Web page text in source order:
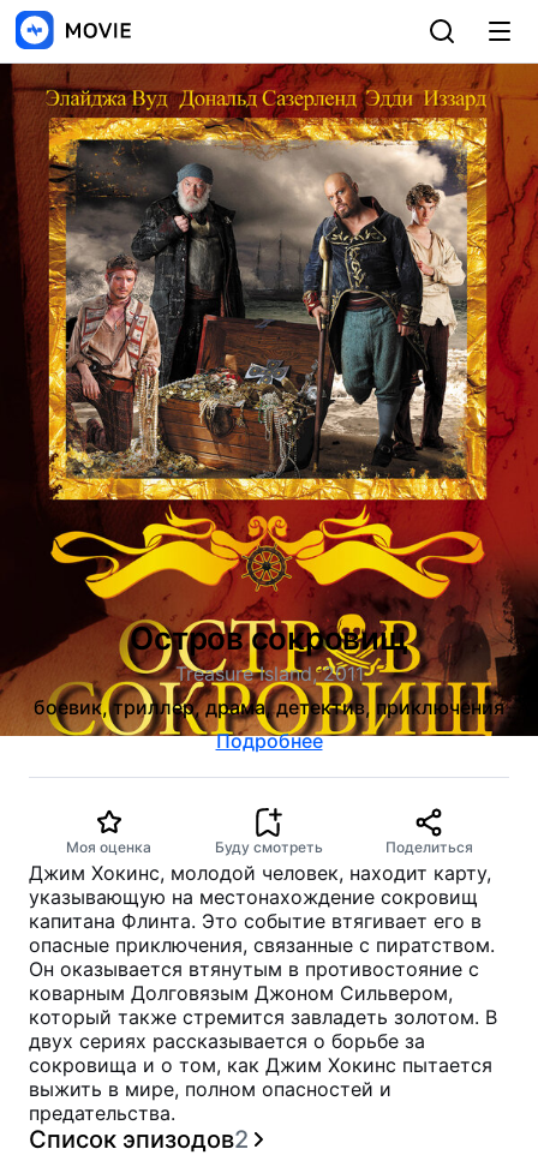
Остров сокровищ
Treasure Island, 2011
боевик, триллер, драма, детектив, приключения
Подробнее
Моя оценка Буду смотреть Поделиться
Джим Хокинс, молодой человек, находит карту,
указывающую на местонахождение сокровищ
капитана Флинта. Это событие втягивает его в
опасные приключения, связанные с пиратством.
Он оказывается втянутым в противостояние с
коварным Долговязым Джоном Сильвером,
который также стремится завладеть золотом. В
двух сериях рассказывается о борьбе за
сокровища и о том, как Джим Хокинс пытается
выжить в мире, полном опасностей и
предательства.
Список эпизодов2